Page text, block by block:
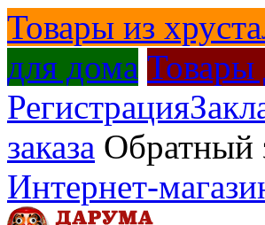
Товары из
для дома Товары
Регистрация
заказа Обратный
Интернет-